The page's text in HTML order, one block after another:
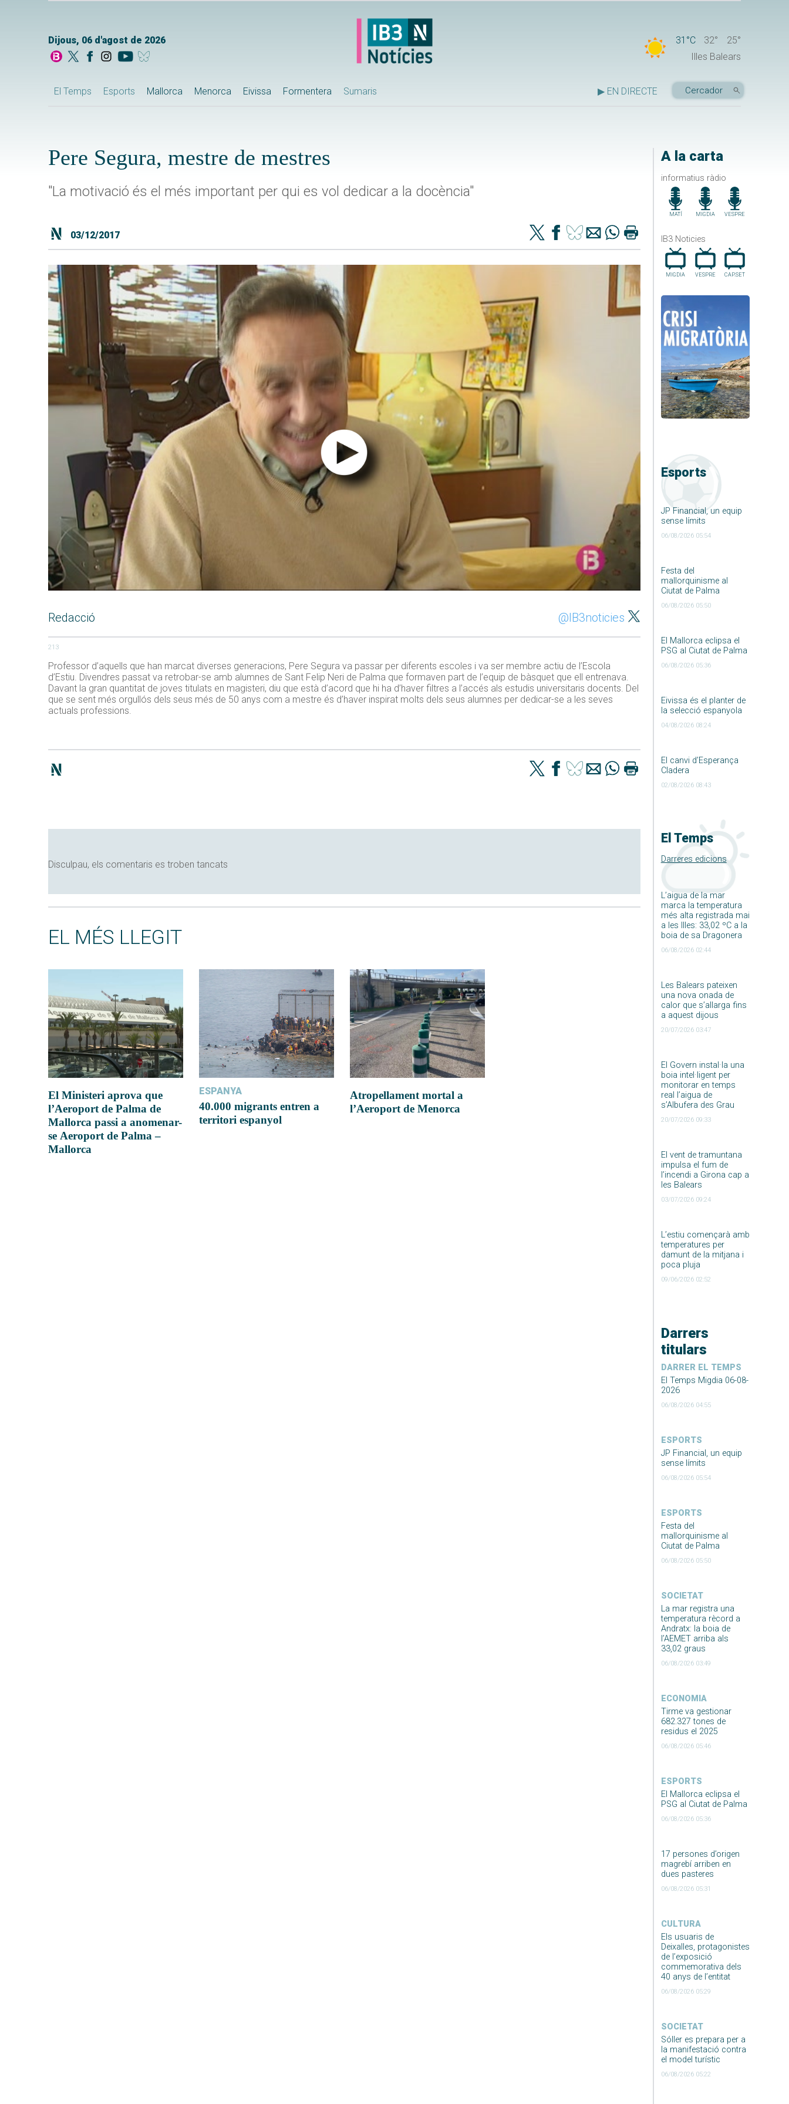
Dijous, 06 d'agost de 2026 31°C 32°
25°
Illes Balears
El Temps Esports Mallorca Menorca Eivissa Formentera Sumaris ▶ EN DIRECTE
A la carta
informatius ràdio
MATÍ MIGDIA VESPRE
IB3 Noticies
MIGDIA VESPRE CAP.SET
Esports
JP Financial, un equip
sense límits
06/08/2026 05:54
Festa del
mallorquinisme al
Ciutat de Palma
06/08/2026 05:50
El Mallorca eclipsa el
PSG al Ciutat de Palma
06/08/2026 05:36
Eivissa és el planter de
la selecció espanyola
04/08/2026 08:24
El canvi d’Esperança
Cladera
02/08/2026 08:43
El Temps
Darreres edicions
L’aigua de la mar
marca la temperatura
més alta registrada mai
a les Illes: 33,02 ºC a la
boia de sa Dragonera
06/08/2026 02:44
Les Balears pateixen
una nova onada de
calor que s’allarga fins
a aquest dijous
20/07/2026 03:47
El Govern instal·la una
boia intel·ligent per
monitorar en temps
real l’aigua de
s’Albufera des Grau
20/07/2026 09:33
El vent de tramuntana
impulsa el fum de
l’incendi a Girona cap a
les Balears
03/07/2026 09:24
L’estiu començarà amb
temperatures per
damunt de la mitjana i
poca pluja
09/06/2026 02:52
Darrers
titulars
DARRER EL TEMPS
El Temps Migdia 06-08-
2026
06/08/2026 04:55
ESPORTS
JP Financial, un equip
sense límits
06/08/2026 05:54
ESPORTS
Festa del
mallorquinisme al
Ciutat de Palma
06/08/2026 05:50
SOCIETAT
La mar registra una
temperatura rècord a
Andratx: la boia de
l’AEMET arriba als
33,02 graus
06/08/2026 03:49
ECONOMIA
Tirme va gestionar
682.327 tones de
residus el 2025
06/08/2026 05:46
ESPORTS
El Mallorca eclipsa el
PSG al Ciutat de Palma
06/08/2026 05:36
17 persones d’origen
magrebí arriben en
dues pasteres
06/08/2026 05:31
CULTURA
Els usuaris de
Deixalles, protagonistes
de l’exposició
commemorativa dels
40 anys de l’entitat
06/08/2026 05:29
SOCIETAT
Sóller es prepara per a
la manifestació contra
el model turístic
06/08/2026 05:22
Pere Segura, mestre de mestres
"La motivació és el més important per qui es vol dedicar a la docència"
03/12/2017
Redacció @IB3noticies
213
Professor d’aquells que han marcat diverses generacions, Pere Segura va passar per diferents escoles i va ser membre actiu de l’Escola
d’Estiu. Divendres passat va retrobar-se amb alumnes de Sant Felip Neri de Palma que formaven part de l’equip de bàsquet que ell entrenava.
Davant la gran quantitat de joves titulats en magisteri, diu que està d’acord que hi ha d’haver filtres a l’accés als estudis universitaris docents. Del
que se sent més orgullós dels seus més de 50 anys com a mestre és d’haver inspirat molts dels seus alumnes per dedicar-se a les seves
actuals professions.
Disculpau, els comentaris es troben tancats
EL MÉS LLEGIT
El Ministeri aprova que
l’Aeroport de Palma de
Mallorca passi a anomenar-
se Aeroport de Palma –
Mallorca
ESPANYA
40.000 migrants entren a
territori espanyol
Atropellament mortal a
l’Aeroport de Menorca